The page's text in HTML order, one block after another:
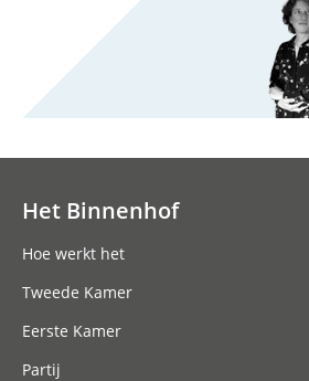
Het Binnenhof
Hoe werkt het
Tweede Kamer
Eerste Kamer
Partij